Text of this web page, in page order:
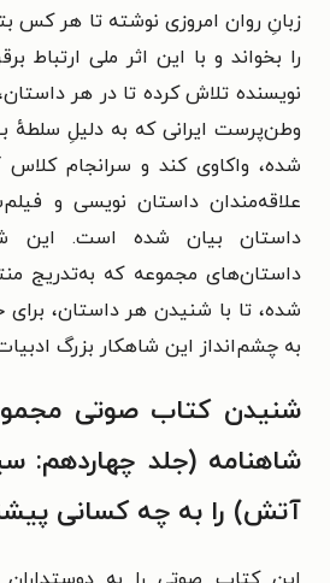
زبانِ روان امروزی نوشته تا هر کس
را بخواند و با این اثر ملی ارتباط
نویسنده تلاش کرده تا در هر
وطن‌پرست ایرانی که به دلیلِ سلطهٔ
شده، واکاوی کند و سرانجام
علاقه‌مندان داستان نویسی و
داستان بیان شده است. این
داستان‌های مجموعه که به‌تدریج
شده، تا با شنیدن هر داستان، برای
به چشم‌انداز این شاهکار بزرگ
شنیدن کتاب صوتی
شاهنامه (جلد
آتش) را به چه کسانی